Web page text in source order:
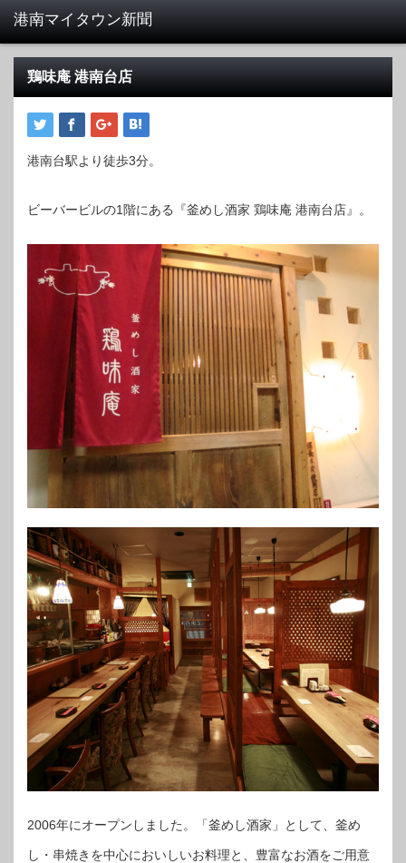
鶏味庵 港南台店
港南台駅より徒歩3分。
ビーバービルの1階にある『釜めし酒家 鶏味庵 港南台店』。
2006年にオープンしました。「釜めし酒家」として、釜め
し・串焼きを中心においしいお料理と、豊富なお酒をご用意